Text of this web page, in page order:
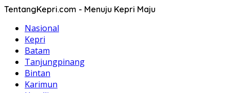
TentangKepri.com - Menuju Kepri Maju
Nasional
Kepri
Batam
Tanjungpinang
Bintan
Karimun